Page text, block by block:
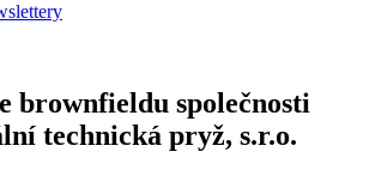
brownfieldu společnosti
technická pryž, s.r.o.